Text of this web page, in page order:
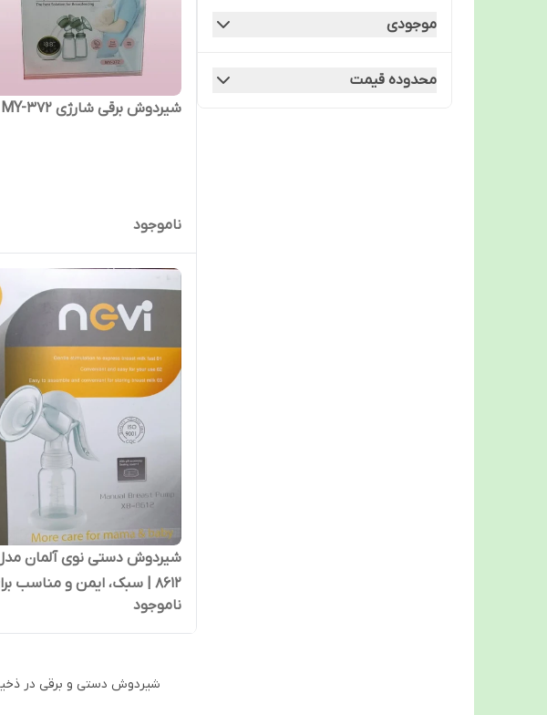
یونی مام
موجودی
محدوده قیمت
شیردوش برقی شارژی MY-372
ناموجود
8612 | سبک، ایمن و مناسب
مادر
ناموجود
شیردوش دستی و برقی در